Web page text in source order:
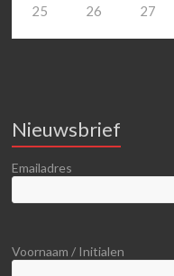
25 26 27
Nieuwsbrief
Emailadres
Voornaam / Initialen